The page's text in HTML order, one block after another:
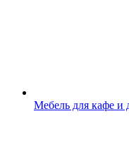
Мебель для кафе и